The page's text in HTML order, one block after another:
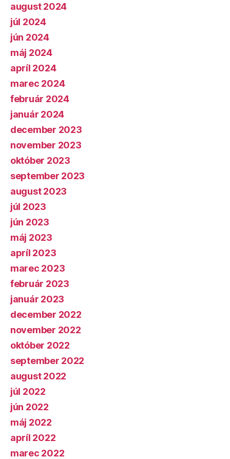
august 2024
júl 2024
jún 2024
máj 2024
apríl 2024
marec 2024
február 2024
január 2024
december 2023
november 2023
október 2023
september 2023
august 2023
júl 2023
jún 2023
máj 2023
apríl 2023
marec 2023
február 2023
január 2023
december 2022
november 2022
október 2022
september 2022
august 2022
júl 2022
jún 2022
máj 2022
apríl 2022
marec 2022